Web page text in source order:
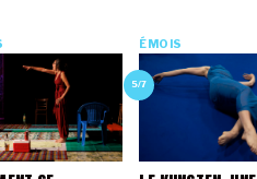
5/7
ÉMOIS